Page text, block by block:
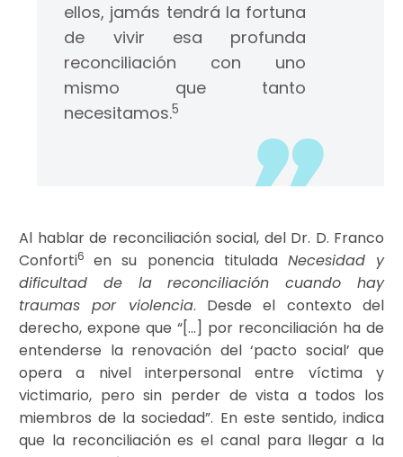
ellos, jamás tendrá la fortuna
de vivir esa profunda
reconciliación con uno
mismo que tanto
necesitamos.5
Al hablar de reconciliación social, del Dr. D. Franco
Conforti6 en su ponencia titulada Necesidad y
dificultad de la reconciliación cuando hay
traumas por violencia. Desde el contexto del
derecho, expone que “[…] por reconciliación ha de
entenderse la renovación del ‘pacto social’ que
opera a nivel interpersonal entre víctima y
victimario, pero sin perder de vista a todos los
miembros de la sociedad”. En este sentido, indica
que la reconciliación es el canal para llegar a la